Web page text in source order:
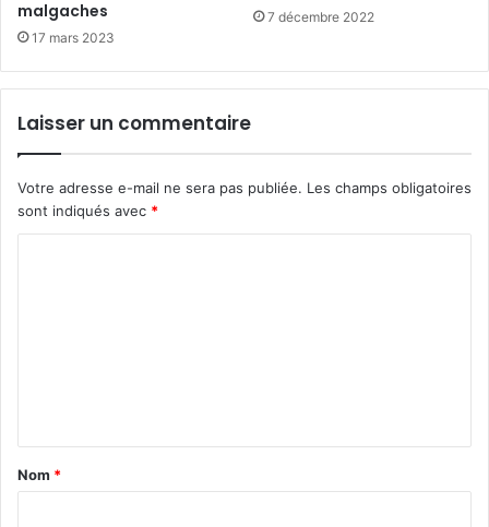
malgaches
17 mars 2023
7 décembre 2022
Laisser un commentaire
Votre adresse e-mail ne sera pas publiée. Les champs obligatoires
sont indiqués avec *
t
a
Nom *